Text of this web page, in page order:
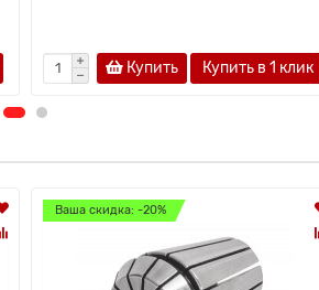
Купить Купить в 1 клик
Ваша скидка: -20%